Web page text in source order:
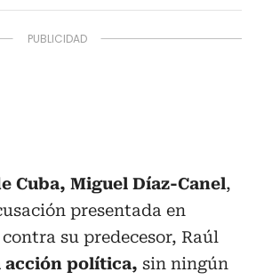
Cuba, Miguel Díaz-Canel,
presentada en
su predecesor, Raúl
acción política, sin ningún